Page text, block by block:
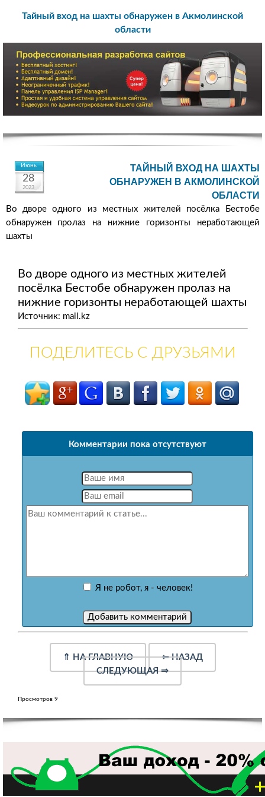
Тайный вход на шахты обнаружен в Акмолинской
области
Июнь
28
2023
ТАЙНЫЙ ВХОД НА ШАХТЫ
ОБНАРУЖЕН В АКМОЛИНСКОЙ
ОБЛАСТИ
Во дворе одного из местных жителей посёлка Бестобе
обнаружен пролаз на нижние горизонты неработающей
шахты
Во дворе одного из местных жителей
посёлка Бестобе обнаружен пролаз на
нижние горизонты неработающей шахты
Источник: mail.kz
ПОДЕЛИТЕСЬ С ДРУЗЬЯМИ
Комментарии пока отсутствуют
Я не робот, я - человек!
⇑ НА ГЛАВНУЮ ⇐НАЗАД
СЛЕДУЮЩАЯ⇒
Просмотров 9